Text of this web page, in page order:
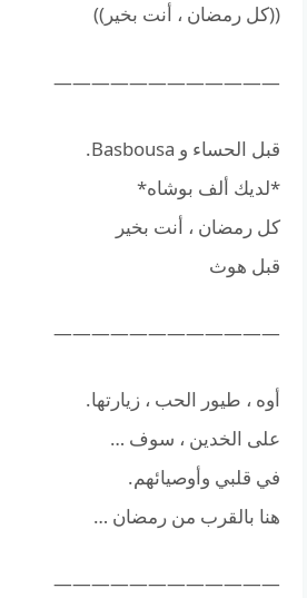
((كل رمضان ، أنت بخير))
————————————
قبل الحساء و Basbousa.
*لديك ألف بوشاه*
كل رمضان ، أنت بخير
قبل هوث
————————————
أوه ، طيور الحب ، زيارتها.
على الخدين ، سوف …
في قلبي وأوصيائهم.
هنا بالقرب من رمضان …
————————————